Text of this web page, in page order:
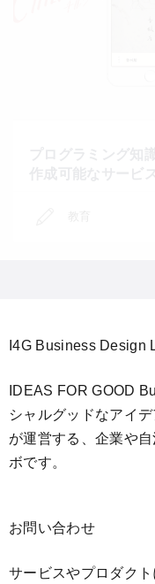
I4G Business Design
IDEAS FOR GOOD
シャルグッドなアイ
が運営する、企業や
ボです。
お問い合わせ
サービスやプロダク